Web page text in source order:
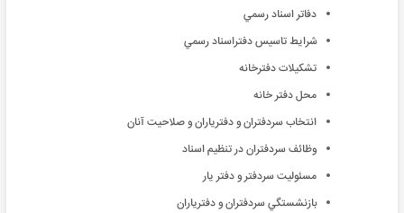
دفاتر اسناد رسمي
شرايط تاسيس دفتراسناد رسمي
تشکيلات دفترخانه
محل دفتر خانه
انتخاب سردفتران و دفترياران و صلاحيت آنان
وظائف سردفتران در تنظيم اسناد
مسئوليت سردفتر و دفتر يار
بازنشستگي سردفتران و دفترياران